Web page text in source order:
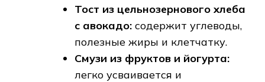
Тост из цельнозернового хлеба
с авокадо: содержит углеводы,
полезные жиры и клетчатку.
Смузи из фруктов и йогурта:
легко усваивается и